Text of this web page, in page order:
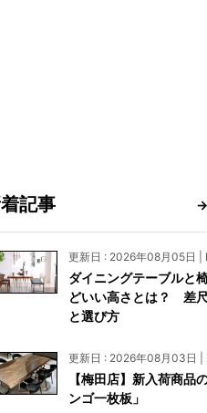
）
よくあるご
お問い合わせ
資料請求
記事
更新日 : 2026年08月05日 |
ダイニングテーブルと
どいい高さとは？ 差
と選び方
更新日 : 2026年08月03日 |
【梅田店】新入荷商品
ンゴ一枚板」